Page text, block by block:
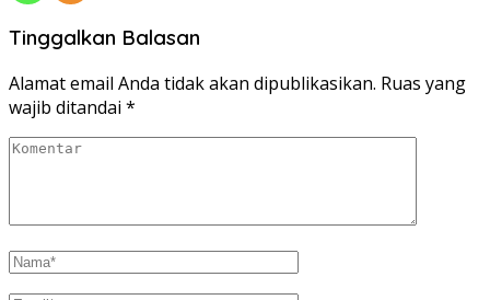
Tinggalkan Balasan
Alamat email Anda tidak akan dipublikasikan. Ruas yang
wajib ditandai *